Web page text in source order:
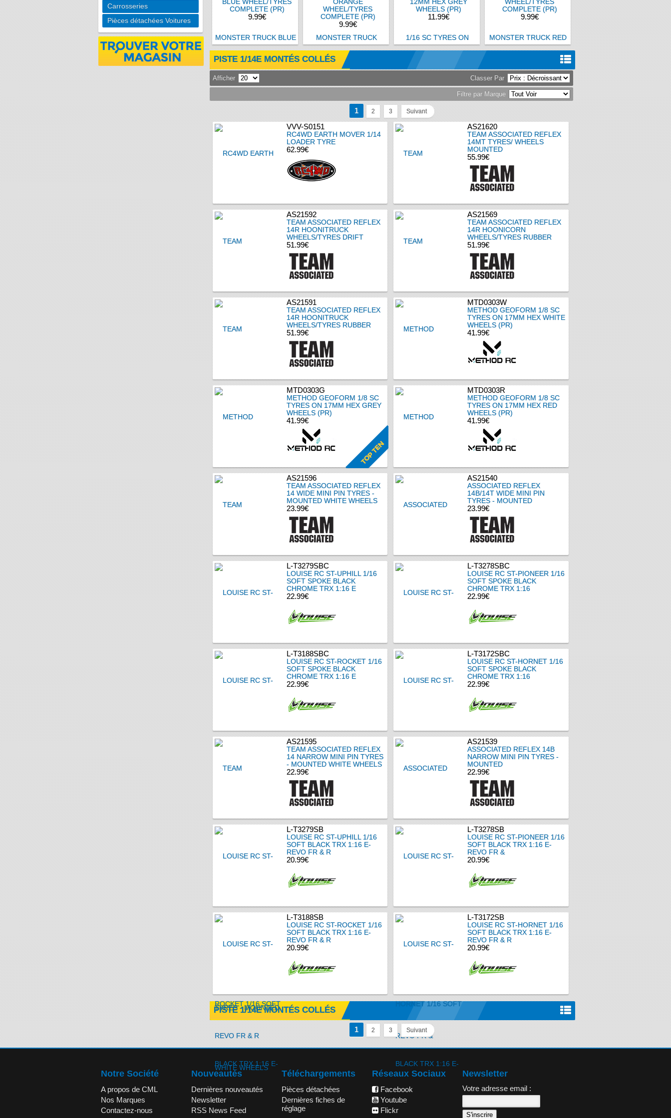
Carrosseries
Pièces détachées Voitures
BLUE WHEEL/TYRES
COMPLETE (PR)
9.99€
ORANGE
WHEEL/TYRES
COMPLETE (PR)
9.99€
12MM HEX GREY
WHEELS (PR)
11.99€
WHEEL/TYRES
COMPLETE (PR)
9.99€
PISTE 1/14E MONTÉS COLLÉS
Afficher Classer Par
Filtre par Marque
1 2 3 Suivant
VVV-S0151
RC4WD EARTH MOVER 1/14
LOADER TYRE
62.99€
AS21620
TEAM ASSOCIATED REFLEX
14MT TYRES/ WHEELS
MOUNTED
55.99€
AS21592
TEAM ASSOCIATED REFLEX
14R HOONITRUCK
WHEELS/TYRES DRIFT
51.99€
AS21569
TEAM ASSOCIATED REFLEX
14R HOONICORN
WHEELS/TYRES RUBBER
51.99€
AS21591
TEAM ASSOCIATED REFLEX
14R HOONITRUCK
WHEELS/TYRES RUBBER
51.99€
MTD0303W
METHOD GEOFORM 1/8 SC
TYRES ON 17MM HEX WHITE
WHEELS (PR)
41.99€
MTD0303G
METHOD GEOFORM 1/8 SC
TYRES ON 17MM HEX GREY
WHEELS (PR)
41.99€
MTD0303R
METHOD GEOFORM 1/8 SC
TYRES ON 17MM HEX RED
WHEELS (PR)
41.99€
AS21596
TEAM ASSOCIATED REFLEX
14 WIDE MINI PIN TYRES -
MOUNTED WHITE WHEELS
23.99€
AS21540
ASSOCIATED REFLEX
14B/14T WIDE MINI PIN
TYRES - MOUNTED
23.99€
L-T3279SBC
LOUISE RC ST-UPHILL 1/16
SOFT SPOKE BLACK
CHROME TRX 1:16 E
22.99€
L-T3278SBC
LOUISE RC ST-PIONEER 1/16
SOFT SPOKE BLACK
CHROME TRX 1:16
22.99€
L-T3188SBC
LOUISE RC ST-ROCKET 1/16
SOFT SPOKE BLACK
CHROME TRX 1:16 E
22.99€
L-T3172SBC
LOUISE RC ST-HORNET 1/16
SOFT SPOKE BLACK
CHROME TRX 1:16
22.99€
AS21595
TEAM ASSOCIATED REFLEX
14 NARROW MINI PIN TYRES
- MOUNTED WHITE WHEELS
22.99€
AS21539
ASSOCIATED REFLEX 14B
NARROW MINI PIN TYRES -
MOUNTED
22.99€
L-T3279SB
LOUISE RC ST-UPHILL 1/16
SOFT BLACK TRX 1:16 E-
REVO FR & R
20.99€
L-T3278SB
LOUISE RC ST-PIONEER 1/16
SOFT BLACK TRX 1:16 E-
REVO FR &
20.99€
L-T3188SB
LOUISE RC ST-ROCKET 1/16
SOFT BLACK TRX 1:16 E-
REVO FR & R
20.99€
L-T3172SB
LOUISE RC ST-HORNET 1/16
SOFT BLACK TRX 1:16 E-
REVO FR & R
20.99€
PISTE 1/14E MONTÉS COLLÉS
1 2 3 Suivant
Notre Société
A propos de CML
Nos Marques
Contactez-nous
Nouveautés
Dernières nouveautés
Newsletter
RSS News Feed
Téléchargements
Pièces détachées
Dernières fiches de
réglage
Réseaux Sociaux
Facebook
Youtube
Flickr
Newsletter
Votre adresse email :